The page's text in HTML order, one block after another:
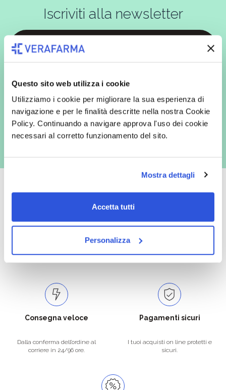
Questo sito web utilizza i cookie
Utilizziamo i cookie per migliorare la sua esperienza di
navigazione e per le finalità descritte nella nostra Cookie
Policy. Continuando a navigare approva l'uso dei cookie
necessari al corretto funzionamento del sito.
Mostra dettagli
Accetta tutti
Personalizza
Iscriviti alla newsletter
espressamente al trattamento dei miei dati personali per finalità
commerciali da parte di Verafarma, tra cui invio di comunicazioni
marketing (con modalità telematiche - quali ad es. newsletter ed e-mail
con inviti e comunicazioni commerciali - e modalità tradizionali, quali ad
es. posta cartacea)
Catalogo prodotti ampio e completo
Con un acquisto minimo di 29.90 €
Consegna veloce
Dalla conferma dell’ordine al
corriere in 24/96 ore.
Pagamenti sicuri
I tuoi acquisti on line protetti e
sicuri.